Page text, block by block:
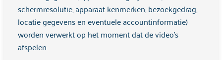
Als ervaringsdeskundige kan ik nu andere mensen helpen,
die ook aan hun herstel willen werken. Iets mooiers had ik
mij niet kunnen bedenken.
schermresolutie, apparaat kenmerken, bezoekgedrag,
locatie gegevens en eventuele accountinformatie)
worden verwerkt op het moment dat de video's
afspelen.